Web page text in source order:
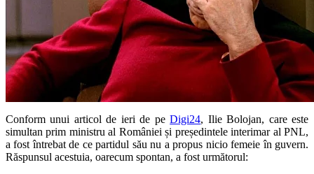
Conform unui articol de ieri de peDigi24, Ilie Bolojan, care este
simultan prim ministru al României și președintele interimar al PNL,
a fost întrebat de ce partidul său nu a propus nicio femeie în guvern.
Răspunsul acestuia, oarecum spontan, a fost următorul: